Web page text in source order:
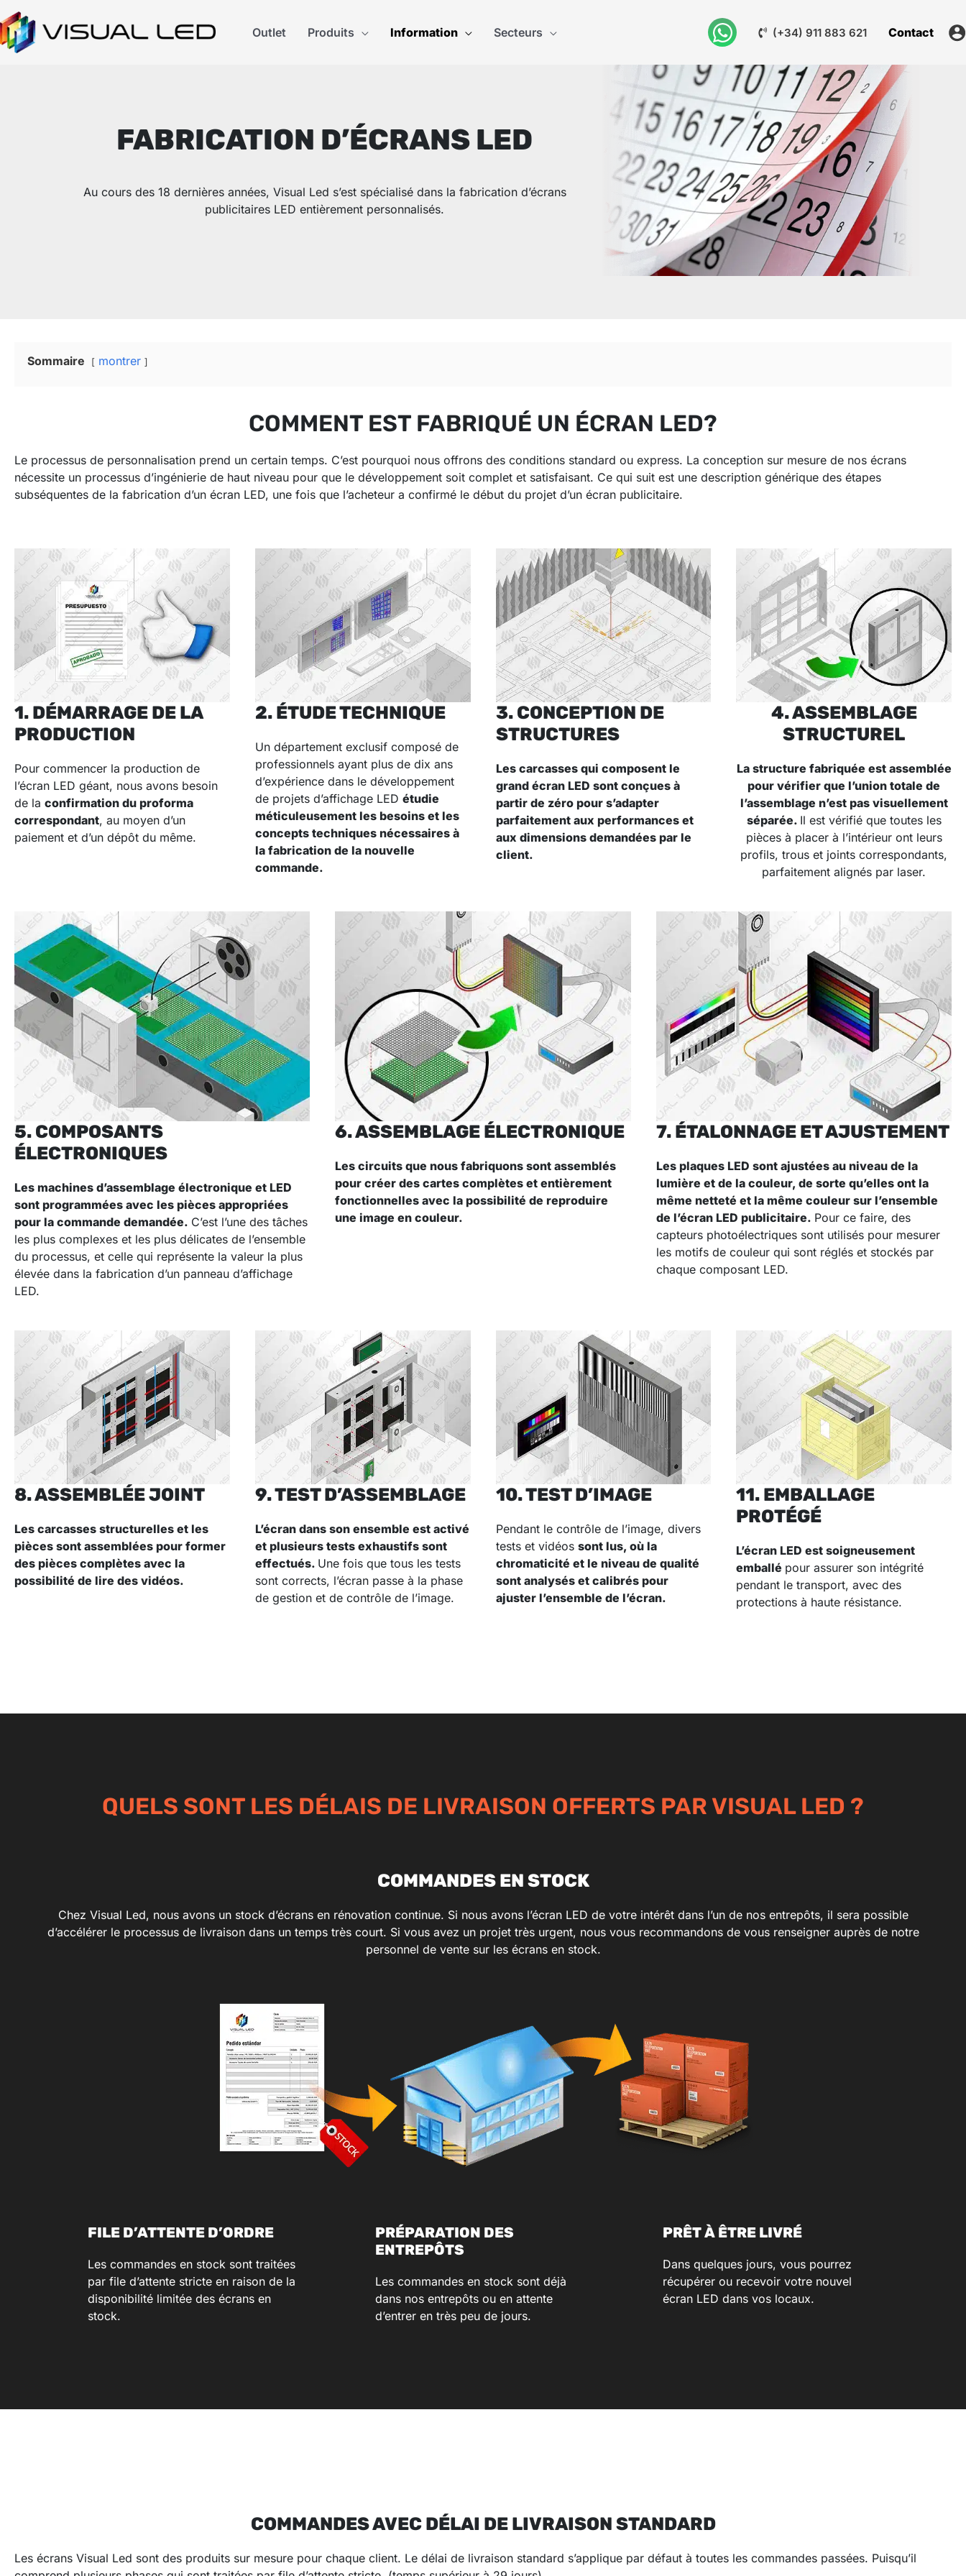
Outlet Produits Information Secteurs (+34) 911 883 621 Contact
FABRICATION D’ÉCRANS LED
Au cours des 18 dernières années, Visual Led s’est spécialisé dans la fabrication d’écrans
publicitaires LED entièrement personnalisés.
Sommaire montrer
COMMENT EST FABRIQUÉ UN ÉCRAN LED?
Le processus de personnalisation prend un certain temps. C’est pourquoi nous offrons des conditions standard ou express. La conception sur mesure de nos écrans
nécessite un processus d’ingénierie de haut niveau pour que le développement soit complet et satisfaisant. Ce qui suit est une description générique des étapes
subséquentes de la fabrication d’un écran LED, une fois que l’acheteur a confirmé le début du projet d’un écran publicitaire.
1. DÉMARRAGE DE LA
PRODUCTION
Pour commencer la production de
l’écran LED géant, nous avons besoin
de la confirmation du proforma
correspondant, au moyen d’un
paiement et d’un dépôt du même.
2. ÉTUDE TECHNIQUE
Un département exclusif composé de
professionnels ayant plus de dix ans
d’expérience dans le développement
de projets d’affichage LED étudie
méticuleusement les besoins et les
concepts techniques nécessaires à
la fabrication de la nouvelle
commande.
3. CONCEPTION DE
STRUCTURES
Les carcasses qui composent le
grand écran LED sont conçues à
partir de zéro pour s’adapter
parfaitement aux performances et
aux dimensions demandées par le
client.
4. ASSEMBLAGE
STRUCTUREL
La structure fabriquée est assemblée
pour vérifier que l’union totale de
l’assemblage n’est pas visuellement
séparée. Il est vérifié que toutes les
pièces à placer à l’intérieur ont leurs
profils, trous et joints correspondants,
parfaitement alignés par laser.
5. COMPOSANTS
ÉLECTRONIQUES
Les machines d’assemblage électronique et LED
sont programmées avec les pièces appropriées
pour la commande demandée. C’est l’une des tâches
les plus complexes et les plus délicates de l’ensemble
du processus, et celle qui représente la valeur la plus
élevée dans la fabrication d’un panneau d’affichage
LED.
6. ASSEMBLAGE ÉLECTRONIQUE
Lescircuits que nous fabriquons sont assemblés
pour créer des cartes complètes et entièrement
fonctionnelles avec la possibilité de reproduire
une image en couleur.
7. ÉTALONNAGE ET AJUSTEMENT
Les plaques LED sont ajustées au niveau de la
lumière et de la couleur, de sorte qu’elles ont la
même netteté et la même couleur sur l’ensemble
de l’écran LED publicitaire. Pour ce faire, des
capteurs photoélectriques sont utilisés pour mesurer
les motifs de couleur qui sont réglés et stockés par
chaque composant LED.
8. ASSEMBLÉE JOINT
Les carcasses structurelles et les
pièces sont assemblées pour former
des pièces complètes avec la
possibilité de lire des vidéos.
9. TEST D’ASSEMBLAGE
L’écran dans son ensemble est activé
et plusieurs tests exhaustifs sont
effectués. Une fois que tous les tests
sont corrects, l’écran passe à la phase
de gestion et de contrôle de l’image.
10. TEST D’IMAGE
Pendant le contrôle de l’image, divers
tests et vidéos sont lus, où la
chromaticité et le niveau de qualité
sont analysés et calibrés pour
ajuster l’ensemble de l’écran.
11. EMBALLAGE
PROTÉGÉ
L’écran LED est soigneusement
emballé pour assurer son intégrité
pendant le transport, avec des
protections à haute résistance.
QUELS SONT LES DÉLAIS DE LIVRAISON OFFERTS PAR VISUAL LED ?
COMMANDES EN STOCK
Chez Visual Led, nous avons un stock d’écrans en rénovation continue. Si nous avons l’écran LED de votre intérêt dans l’un de nos entrepôts, il sera possible
d’accélérer le processus de livraison dans un temps très court. Si vous avez un projet très urgent, nous vous recommandons de vous renseigner auprès de notre
personnel de vente sur les écrans en stock.
FILE D’ATTENTE D’ORDRE
Les commandes en stock sont traitées
par file d’attente stricte en raison de la
disponibilité limitée des écrans en
stock.
PRÉPARATION DES
ENTREPÔTS
Les commandes en stock sont déjà
dans nos entrepôts ou en attente
d’entrer en très peu de jours.
PRÊT À ÊTRE LIVRÉ
Dans quelques jours, vous pourrez
récupérer ou recevoir votre nouvel
écran LED dans vos locaux.
COMMANDES AVEC DÉLAI DE LIVRAISON STANDARD
Les écrans Visual Led sont des produits sur mesure pour chaque client. Le délai de livraison standard s’applique par défaut à toutes les commandes passées. Puisqu’il